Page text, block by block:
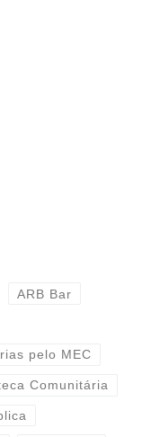
ARB Bar
pelo MEC
Comunitária